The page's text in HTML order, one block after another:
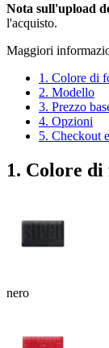
Nota sull'upload
l'acquisto.
Maggiori
1. Colore di
2. Modello
3. Prezzo
4. Opzioni
5. Checkout
1. Colore di
nero